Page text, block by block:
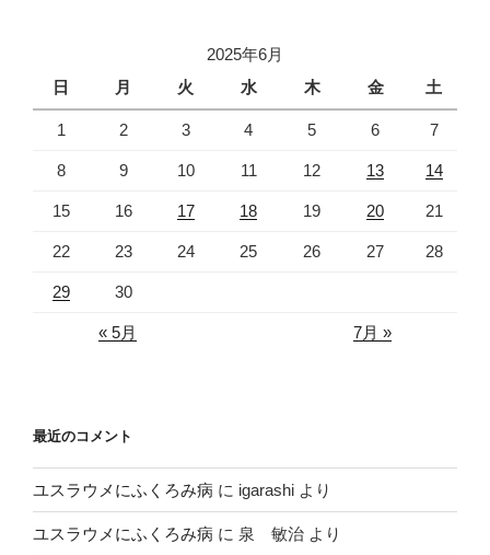
2025年6月
日
月 火 水 木 金 土
1 2 3 4 5 6 7
8 9 10 11 12 13 14
15 16 17 18 19 20 21
22 23 24 25 26 27 28
29 30
« 5月 7月 »
最近のコメント
ユスラウメにふくろみ病 に igarashi より
ユスラウメにふくろみ病 に 泉 敏治 より